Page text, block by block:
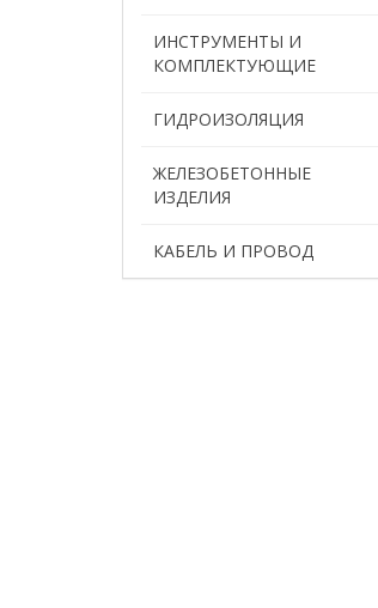
ИНСТРУМЕНТЫ И
КОМПЛЕКТУЮЩИЕ
ГИДРОИЗОЛЯЦИЯ
ЖЕЛЕЗОБЕТОННЫЕ
ИЗДЕЛИЯ
КАБЕЛЬ И ПРОВОД